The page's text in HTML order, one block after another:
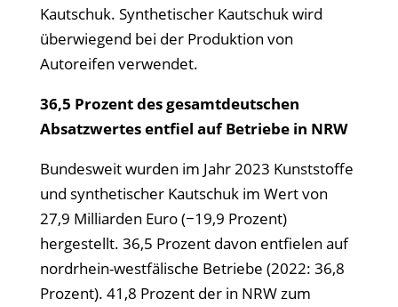
Kautschuk. Synthetischer Kautschuk wird
überwiegend bei der Produktion von
Autoreifen verwendet.
36,5 Prozent des gesamtdeutschen
Absatzwertes entfiel auf Betriebe in NRW
Bundesweit wurden im Jahr 2023 Kunststoffe
und synthetischer Kautschuk im Wert von
27,9 Milliarden Euro (−19,9 Prozent)
hergestellt. 36,5 Prozent davon entfielen auf
nordrhein-westfälische Betriebe (2022: 36,8
Prozent). 41,8 Prozent der in NRW zum